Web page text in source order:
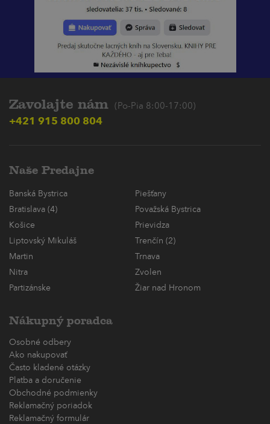
Zavolajte nám (Po-Pia 8:00-17:00)
+421 915 800 804
Naše Predajne
Banská Bystrica
Piešťany
Bratislava (4)
Považská Bystrica
Košice
Prievidza
Liptovský Mikuláš
Trenčín (2)
Martin
Trnava
Nitra
Zvolen
Partizánske
Žiar nad Hronom
Nákupný poradca
Osobné odbery
Ako nakupovať
Často kladené otázky
Platba a doručenie
Obchodné podmienky
Reklamačný poriadok
Reklamačný formulár